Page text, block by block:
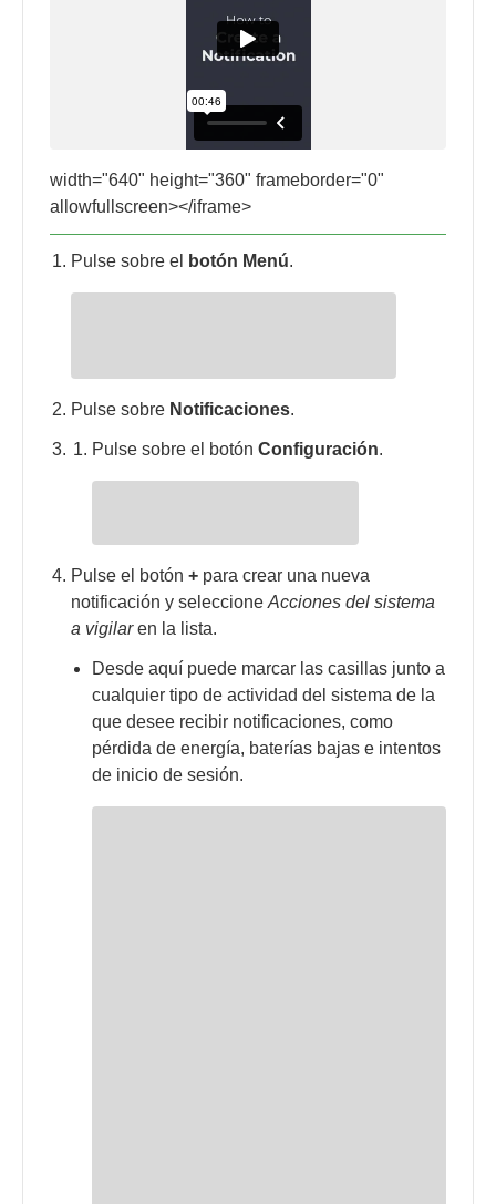
width="640" height="360" frameborder="0"
allowfullscreen></iframe>
Pulse sobre el botón Menú.
Pulse sobre Notificaciones.
Pulse sobre el botónConfiguración.
Pulse el botón+ para crear una nueva
notificación y seleccioneAcciones del sistema
a vigilaren la lista.
Desde aquí puede marcar las casillas junto a
cualquier tipo de actividad del sistema de la
que desee recibir notificaciones, como
pérdida de energía, baterías bajas e intentos
de inicio de sesión.